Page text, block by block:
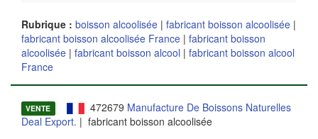
Rubrique : boisson alcoolisée | fabricant boisson alcoolisée |
fabricant boisson alcoolisée France | fabricant boisson
alcoolisée | fabricant boisson alcool | fabricant boisson alcool
France
VENTE 472679 Manufacture De Boissons Naturelles
Deal Export. | fabricant boisson alcoolisée